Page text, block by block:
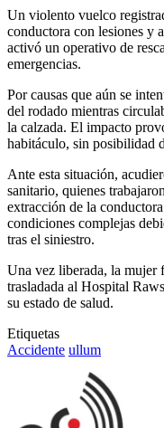
Un violento vuelco
conductora con lesiones y
activó un operativo de
emergencias.
Por causas que aún se
del rodado mientras
la calzada. El impacto
habitáculo, sin posibilidad
Ante esta situación,
sanitario, quienes
extracción de la
condiciones complejas
tras el siniestro.
Una vez liberada, la mujer
trasladada al Hospital
su estado de salud.
Etiquetas
Accidente ullum